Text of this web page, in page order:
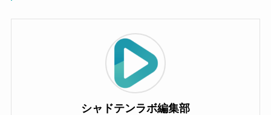
シャドテンラボ編集部